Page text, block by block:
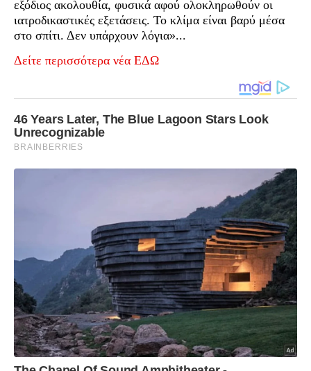
εξόδιος ακολουθία, φυσικά αφού ολοκληρωθούν οι
ιατροδικαστικές εξετάσεις. Το κλίμα είναι βαρύ μέσα
στο σπίτι. Δεν υπάρχουν λόγια»...
Δείτε περισσότερα νέα ΕΔΩ